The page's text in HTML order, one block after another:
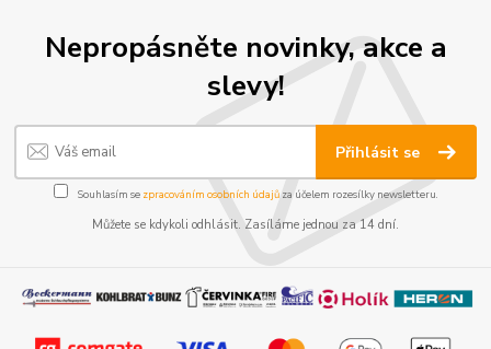
Nepropásněte novinky, akce a
slevy!
Přihlásit se
Souhlasím se zpracováním osobních údajůza účelem rozesílky newsletteru.
Můžete se kdykoli odhlásit. Zasíláme jednou za 14 dní.